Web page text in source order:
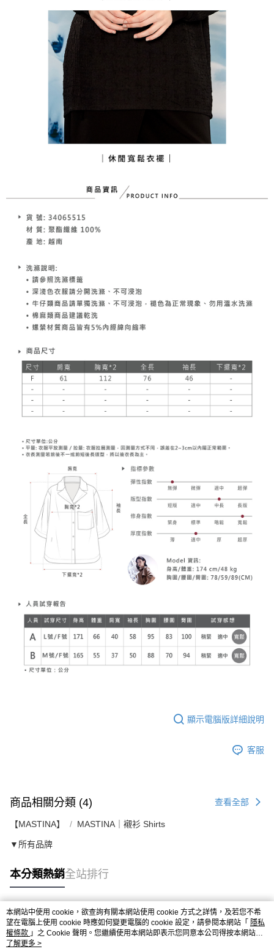
顯示電腦版詳細說明
客服
商品相關分類 (4) 查看全部
【MASTINA】 MASTINA｜襯衫 Shirts
▼所有品牌
本分類熱銷全站排行
熱門標籤
本網站中使用 cookie，欲查詢有關本網站使用 cookie 方式之詳情，及若您不希
望在電腦上使用 cookie 時應如何變更電腦的 cookie 設定，請參閱本網站「 隱私
權條款 」之 Cookie 聲明。您繼續使用本網站即表示您同意本公司得按本網站使
用條款之 Cookie 聲明使用 cookie。
了解更多 >